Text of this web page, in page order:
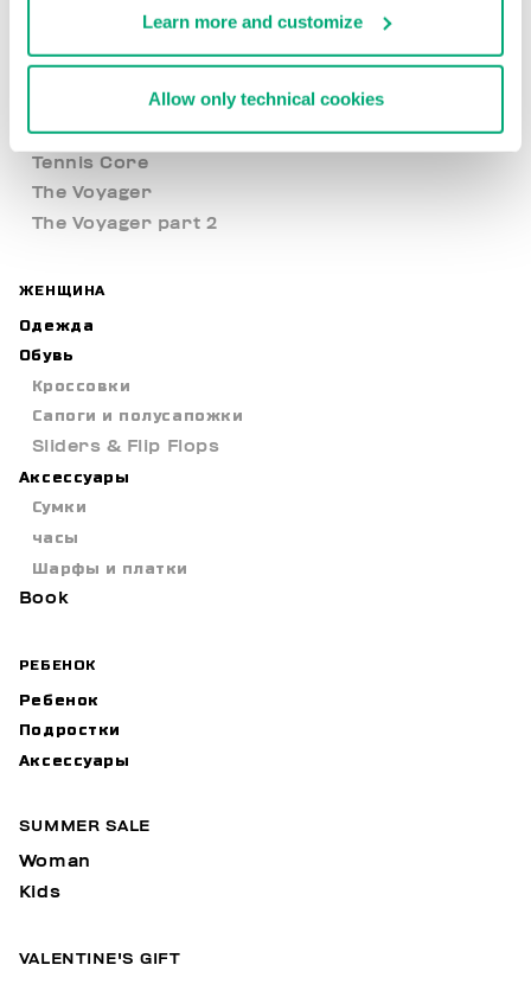
Learn more and customize
Allow only technical cookies
New Arrivals
Open Air
Level up your style
Sweater Weather
Tennis Core
The Voyager
The Voyager part 2
ЖЕНЩИНА
Одежда
Обувь
Кроссовки
Сапоги и полусапожки
Sliders & Flip Flops
Аксессуары
Сумки
часы
Шарфы и платки
Book
РЕБЕНОК
Ребенок
Подростки
Аксессуары
SUMMER SALE
Woman
Kids
VALENTINE'S GIFT